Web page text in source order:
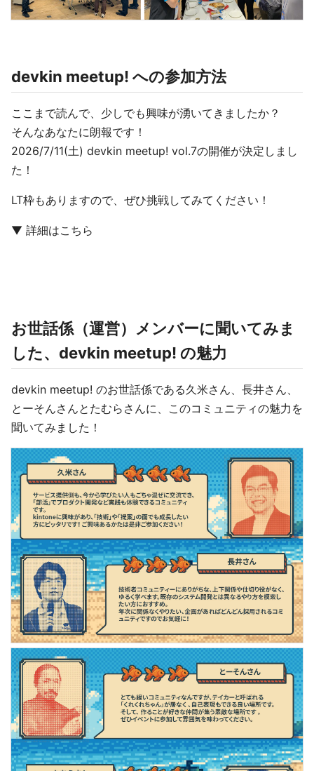
devkin meetup! への参加方法
ここまで読んで、少しでも興味が湧いてきましたか？
そんなあなたに朗報です！
2026/7/11(土) devkin meetup! vol.7の開催が決定しまし
た！
LT枠もありますので、ぜひ挑戦してみてください！
▼ 詳細はこちら
お世話係（運営）メンバーに聞いてみま
した、devkin meetup! の魅力
devkin meetup! のお世話係である久米さん、長井さん、
とーそんさんとたむらさんに、このコミュニティの魅力を
聞いてみました！